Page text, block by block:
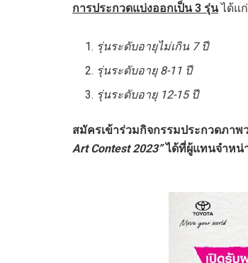
การประกวดแบ่งออกเป็น3 รุ่นได้แก่
รุ่นระดับอายุไม่เกิน 7 ปี
รุ่นระดับอายุ8-11 ปี
รุ่นระดับอายุ 12-15 ปี
สมัครเข้าร่วมกิจกรรมประกวดภาพ
Art Contest2023” ได้ที่ผู้แทนจำหน่